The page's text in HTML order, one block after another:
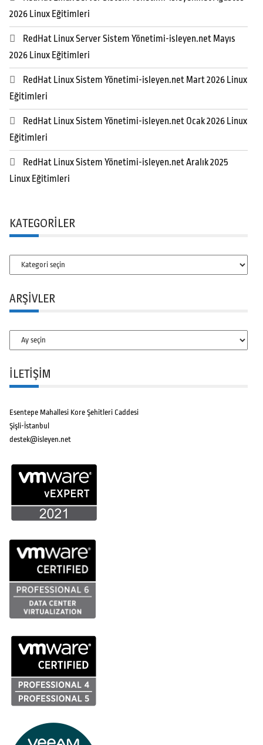
2026 Linux Eğitimleri
RedHat Linux Server Sistem Yönetimi-isleyen.net Mayıs
2026 Linux Eğitimleri
RedHat Linux Sistem Yönetimi-isleyen.net Mart 2026 Linux
Eğitimleri
RedHat Linux Sistem Yönetimi-isleyen.net Ocak 2026 Linux
Eğitimleri
RedHat Linux Sistem Yönetimi-isleyen.net Aralık 2025
Linux Eğitimleri
KATEGORILER
Kategoriler
ARŞIVLER
Arşivler
İLETİŞİM
Esentepe Mahallesi Kore Şehitleri Caddesi
Şişli-İstanbul
destek@isleyen.net